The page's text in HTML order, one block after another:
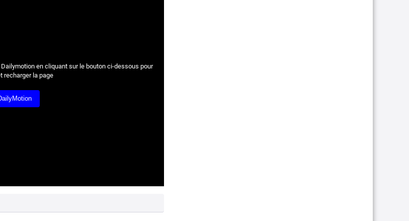
en cliquant sur le bouton ci-dessous pour
recharger la page